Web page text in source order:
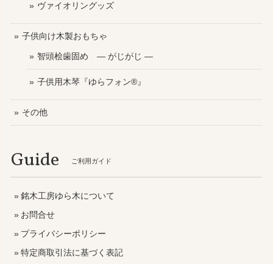
ヴァイオリングッズ
子供向け木製おもちゃ
智頭桧歯固め ― がじがじ ―
子供用木琴『ゆらフォン®』
その他
Guide ご利用ガイド
銘木工房ゆら木について
お問合せ
プライバシーポリシー
特定商取引法に基づく表記